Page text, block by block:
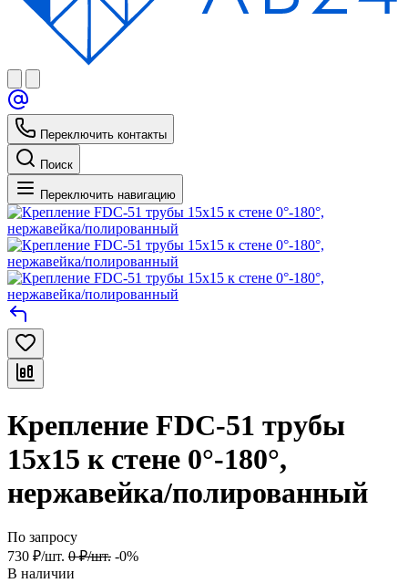
Переключить контакты
Поиск
Переключить навигацию
Крепление FDC-51 трубы
15х15 к стене 0°-180°,
нержавейка/полированный
По запросу
730 ₽/шт. 0 ₽/шт. -0%
В наличии